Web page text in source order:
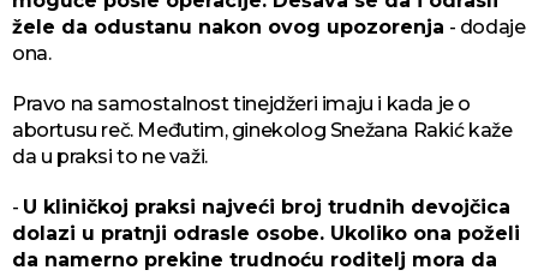
žele da odustanu nakon ovog upozorenja - dodaje
ona.
Pravo na samostalnost tinejdžeri imaju i kada je o
abortusu reč. Međutim, ginekolog Snežana Rakić kaže
da u praksi to ne važi.
- U kliničkoj praksi najveći broj trudnih devojčica
dolazi u pratnji odrasle osobe. Ukoliko ona poželi
da namerno prekine trudnoću roditelj mora da